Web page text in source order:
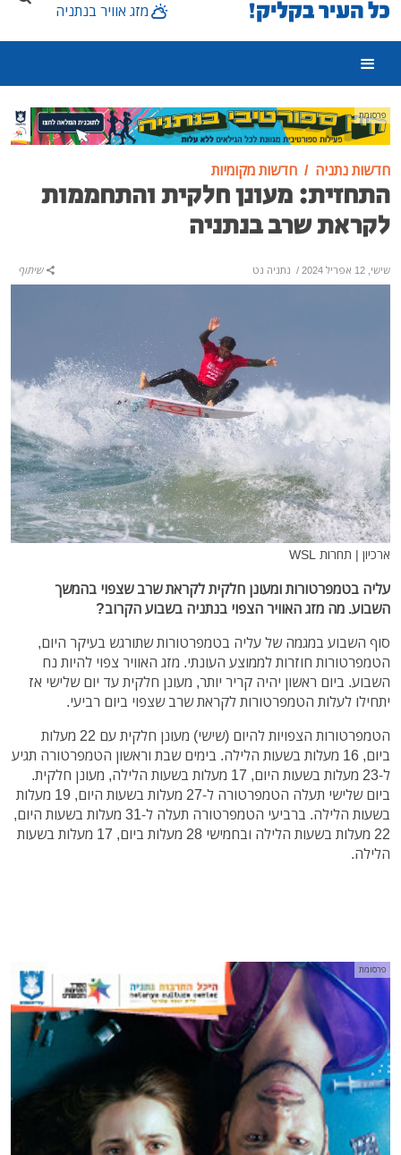
מזג אוויר בנתניה
פרסומת
חדשות נתניה חדשות מקומיות
התחזית: מעונן חלקית והתחממות
לקראת שרב בנתניה
שישי, 12 אפריל 2024 / נתניה נט שיתוף
ארכיון | תחרות WSL
עליה בטמפרטורות ומעונן חלקית לקראת שרב שצפוי בהמשך
השבוע. מה מזג האוויר הצפוי בנתניה בשבוע הקרוב?
סוף השבוע במגמה של עליה בטמפרטורות שתורגש בעיקר היום,
הטמפרטורות חוזרות לממוצע העונתי. מזג האוויר צפוי להיות נח
השבוע. ביום ראשון יהיה קריר יותר, מעונן חלקית עד יום שלישי אז
יתחילו לעלות הטמפרטורות לקראת שרב שצפוי ביום רביעי.
הטמפרטורות הצפויות להיום (שישי) מעונן חלקית עם 22 מעלות
ביום, 16 מעלות בשעות הלילה. בימים שבת וראשון הטמפרטורה תגיע
ל-23 מעלות בשעות היום, 17 מעלות בשעות הלילה, מעונן חלקית.
ביום שלישי תעלה הטמפרטורה ל-27 מעלות בשעות היום, 19 מעלות
בשעות הלילה. ברביעי הטמפרטורה תעלה ל-31 מעלות בשעות היום,
22 מעלות בשעות הלילה ובחמישי 28 מעלות ביום, 17 מעלות בשעות
הלילה.
פרסומת